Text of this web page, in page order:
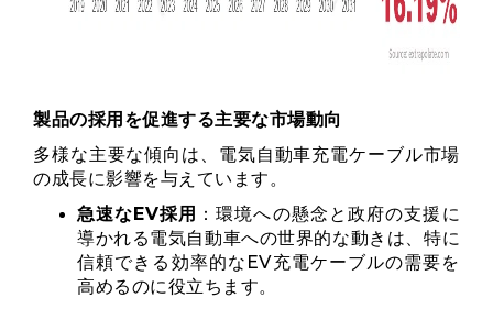
製品の採用を促進する主要な市場動向
多様な主要な傾向は、電気自動車充電ケーブル市場
の成長に影響を与えています。
急速なEV採用 ：環境への懸念と政府の支援に
導かれる電気自動車への世界的な動きは、特に
信頼できる効率的なEV充電ケーブルの需要を
高めるのに役立ちます。